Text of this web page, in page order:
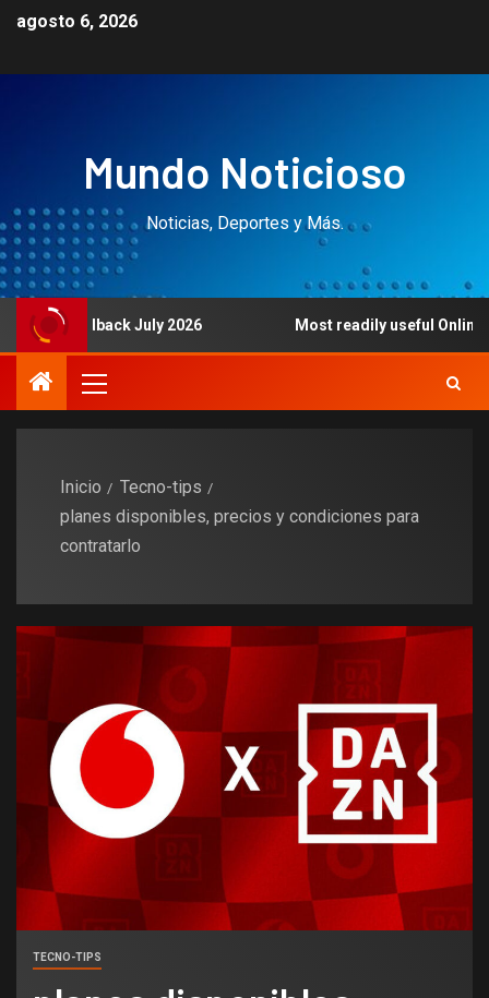
agosto 6, 2026
Mundo Noticioso
Noticias, Deportes y Más.
July 2026 Most readily useful Online casinos
Inicio
Tecno-tips
planes disponibles, precios y condiciones para
contratarlo
TECNO-TIPS